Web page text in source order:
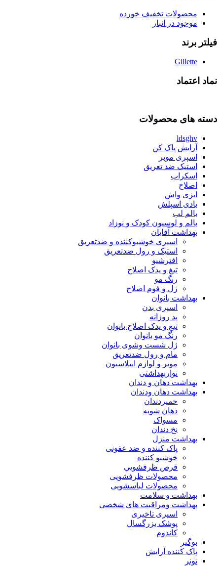
محصولات تخفیف خورده
موجود در انبار
فیلتر برند
Gillette
نماد اعتماد
دسته های محصولات
ldsghv
آرایش پاک کن
اسپری موبر
استیک ضد تعریق
اسکراب
اصلاح
ایزی واش
بادی اسپلش
بالم لب
بالم و لوسیون کودک و نوزاد
بهداشت آقایان
اسپری خوشبوکننده و ضدتعریق
استیک و رول ضدتعریق
افترشیو
تیغ و یدک اصلاح
رنگ مو
ژل و فوم اصلاح
بهداشت بانوان
اسپری بدن
پد روزانه
تیغ و یدک اصلاح بانوان
رنگ مو بانوان
ژل شست وشوی بانوان
مام و رول ضدتعریق
موبر و لوازم اپیلاسیون
نواربهداشتی
بهداشت دهان و دندان
بهداشت دهان ودندان
خمیردندان
دهان شویه
مسواک
نخ دندان
بهداشت منزل
پاک کننده و ضد عفونی
خوشبو کننده
قرص ظرفشويي
محصولات ظرفشویی
محصولات لباسشویی
بهداشت و سلامت
بهداشت ومراقبت های شخصی
اسپری تاخیری
پوشک بزرگسال
کاندوم
بوگیر
پاک کننده آرایش
تونر